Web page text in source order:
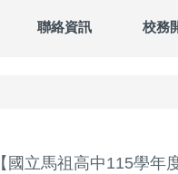
聯絡資訊 校務
【國立馬祖高中115學